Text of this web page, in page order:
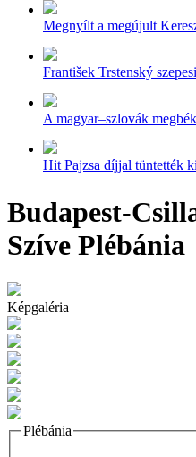
Megnyílt a megújult
František Trstenský
A magyar–szlovák
Hit Pajzsa díjjal tüntették
Budapest-
Szíve Plébánia
Képgaléria
Plébánia